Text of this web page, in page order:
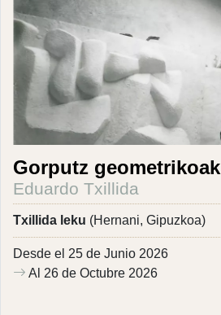
Gorputz geometrikoak
Eduardo Txillida
Txillida leku (Hernani, Gipuzkoa)
Desde el 25 de Junio 2026
Al 26 de Octubre 2026